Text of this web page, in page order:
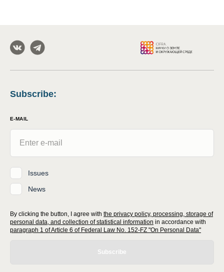
Subscribe:
E-MAIL
Issues
News
By clicking the button, I agree with the privacy policy, processing, storage of
personal data, and collection of statistical information in accordance with
paragraph 1 of Article 6 of Federal Law No. 152-FZ "On Personal Data"
Subscribe